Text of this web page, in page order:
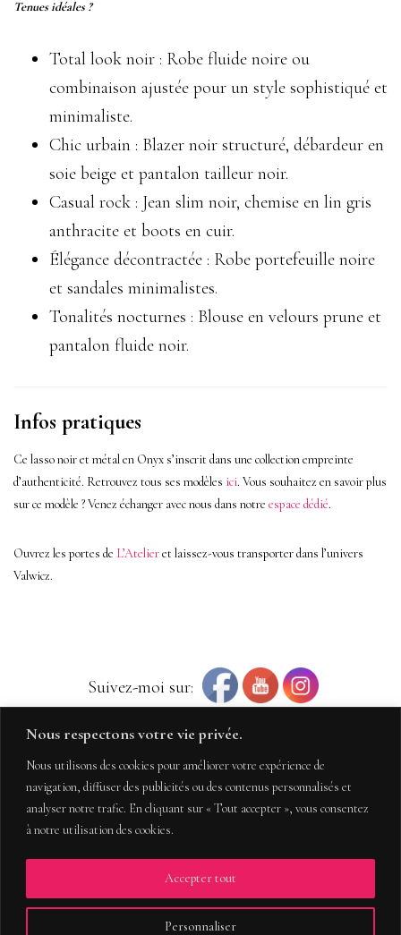
Nous respectons votre vie privée.
Nous utilisons des cookies pour améliorer votre expérience de
navigation, diffuser des publicités ou des contenus personnalisés et
analyser notre trafic. En cliquant sur « Tout accepter », vous consentez
à notre utilisation des cookies.
Personnaliser
Accepter tout
Tenues idéales ?
Total look noir : Robe fluide noire ou
combinaison ajustée pour un style sophistiqué et
minimaliste.
Chic urbain : Blazer noir structuré, débardeur en
soie beige et pantalon tailleur noir.
Casual rock : Jean slim noir, chemise en lin gris
anthracite et boots en cuir.
Élégance décontractée : Robe portefeuille noire
et sandales minimalistes.
Tonalités nocturnes : Blouse en velours prune et
pantalon fluide noir.
Infos pratiques
Ce lasso noir et métal en Onyx s’inscrit dans une collection empreinte
d’authenticité. Retrouvez tous ses modèles ici. Vous souhaitez en savoir plus
sur ce modèle ? Venez échanger avec nous dans notre espace dédié.
Ouvrez les portes de L’Atelieret laissez-vous transporter dans l’univers
Valwicz.
Suivez-moi sur:
COPYRIGHT 2020 – TOUS DROITS RÉSERVÉS
CONDITIONS GÉNÉRALES DE VENTE